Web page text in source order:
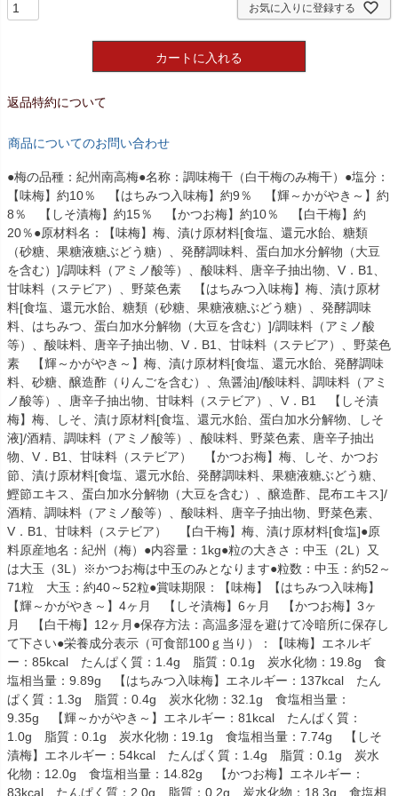
お気に入りに登録する
カートに入れる
返品特約について
商品についてのお問い合わせ
●梅の品種：紀州南高梅●名称：調味梅干（白干梅のみ梅干）●塩分：
【味梅】約10％ 【はちみつ入味梅】約9％ 【輝～かがやき～】約
8％ 【しそ漬梅】約15％ 【かつお梅】約10％ 【白干梅】約
20％●原材料名：【味梅】梅、漬け原材料[食塩、還元水飴、糖類
（砂糖、果糖液糖ぶどう糖）、発酵調味料、蛋白加水分解物（大豆
を含む）]/調味料（アミノ酸等）、酸味料、唐辛子抽出物、V．B1、
甘味料（ステビア）、野菜色素 【はちみつ入味梅】梅、漬け原材
料[食塩、還元水飴、糖類（砂糖、果糖液糖ぶどう糖）、発酵調味
料、はちみつ、蛋白加水分解物（大豆を含む）]/調味料（アミノ酸
等）、酸味料、唐辛子抽出物、V．B1、甘味料（ステビア）、野菜色
素 【輝～かがやき～】梅、漬け原材料[食塩、還元水飴、発酵調味
料、砂糖、醸造酢（りんごを含む）、魚醤油]/酸味料、調味料（アミ
ノ酸等）、唐辛子抽出物、甘味料（ステビア）、V．B1 【しそ漬
梅】梅、しそ、漬け原材料[食塩、還元水飴、蛋白加水分解物、しそ
液]/酒精、調味料（アミノ酸等）、酸味料、野菜色素、唐辛子抽出
物、V．B1、甘味料（ステビア） 【かつお梅】梅、しそ、かつお
節、漬け原材料[食塩、還元水飴、発酵調味料、果糖液糖ぶどう糖、
鰹節エキス、蛋白加水分解物（大豆を含む）、醸造酢、昆布エキス]/
酒精、調味料（アミノ酸等）、酸味料、唐辛子抽出物、野菜色素、
V．B1、甘味料（ステビア） 【白干梅】梅、漬け原材料[食塩]●原
料原産地名：紀州（梅）●内容量：1kg●粒の大きさ：中玉（2L）又
は大玉（3L）※かつお梅は中玉のみとなります●粒数：中玉：約52～
71粒 大玉：約40～52粒●賞味期限：【味梅】【はちみつ入味梅】
【輝～かがやき～】4ヶ月 【しそ漬梅】6ヶ月 【かつお梅】3ヶ
月 【白干梅】12ヶ月●保存方法：高温多湿を避けて冷暗所に保存し
て下さい●栄養成分表示（可食部100ｇ当り）：【味梅】エネルギ
ー：85kcal たんぱく質：1.4g 脂質：0.1g 炭水化物：19.8g 食
塩相当量：9.89g 【はちみつ入味梅】エネルギー：137kcal たん
ぱく質：1.3g 脂質：0.4g 炭水化物：32.1g 食塩相当量：
9.35g 【輝～かがやき～】エネルギー：81kcal たんぱく質：
1.0g 脂質：0.1g 炭水化物：19.1g 食塩相当量：7.74g 【しそ
漬梅】エネルギー：54kcal たんぱく質：1.4g 脂質：0.1g 炭水
化物：12.0g 食塩相当量：14.82g 【かつお梅】エネルギー：
83kcal たんぱく質：2.0g 脂質：0.2g 炭水化物：18.3g 食塩相